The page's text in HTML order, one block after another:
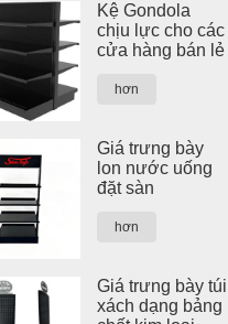
Kệ Gondola
chịu lực cho các
cửa hàng bán lẻ
hơn
Giá trưng bày
lon nước uống
đặt sàn
hơn
Giá trưng bày túi
xách dạng bảng